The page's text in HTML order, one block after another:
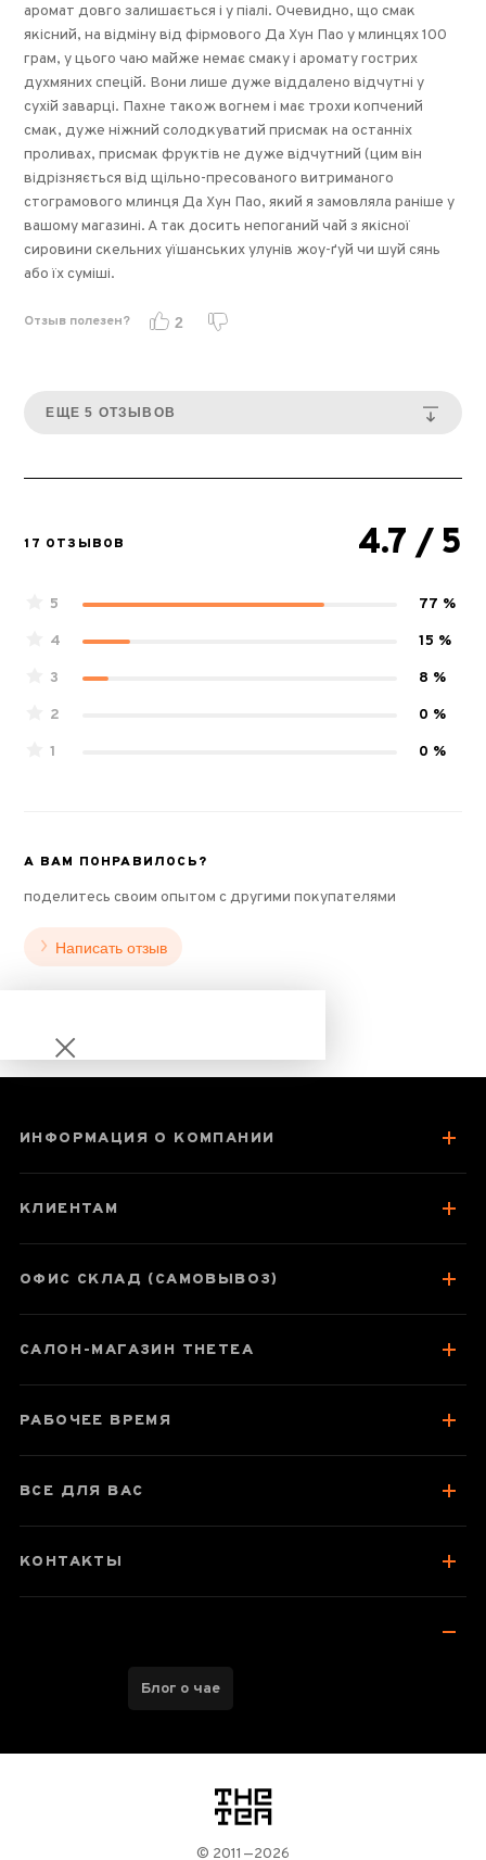
аромат довго залишається і у піалі. Очевидно, що смак
якісний, на відміну від фірмового Да Хун Пао у млинцях 100
грам, у цього чаю майже немає смаку і аромату гострих
духмяних спецій. Вони лише дуже віддалено відчутні у
сухій заварці. Пахне також вогнем і має трохи копчений
смак, дуже ніжний солодкуватий присмак на останніх
проливах, присмак фруктів не дуже відчутний (цим він
відрізняється від щільно-пресованого витриманого
стограмового млинця Да Хун Пао, який я замовляла раніше у
вашому магазині. А так досить непоганий чай з якісної
сировини скельних уїшанських улунів жоу-ґуй чи шуй сянь
або їх суміші.
Отзыв полезен? 2
ЕЩЕ 5 ОТЗЫВОВ
17 ОТЗЫВОВ 4.7 / 5
5
77 %
4
15 %
3
8 %
2
0 %
1
0 %
А ВАМ ПОНРАВИЛОСЬ?
поделитесь своим опытом с другими покупателями
Написать отзыв
Чжун Xо Да Хун
Отзывы чаеманов
ИНФОРМАЦИЯ О КОМПАНИИ
КЛИЕНТАМ
ОФИС СКЛАД (САМОВЫВОЗ)
САЛОН-МАГАЗИН THETEA
РАБОЧЕЕ ВРЕМЯ
ВСЕ ДЛЯ ВАС
КОНТАКТЫ
Блог о чае
логотип
© 2011—2026